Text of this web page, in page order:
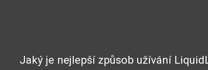
Jaký je nejlepší způsob užívání